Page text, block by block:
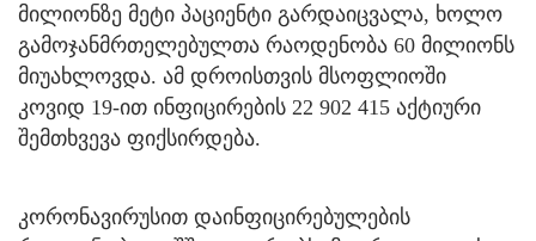
მილიონზე მეტი პაციენტი გარდაიცვალა, ხოლო
გამოჯანმრთელებულთა რაოდენობა 60 მილიონს
მიუახლოვდა. ამ დროისთვის მსოფლიოში
კოვიდ 19-ით ინფიცირების 22 902 415 აქტიური
შემთხვევა ფიქსირდება.
კორონავირუსით დაინფიცირებულების